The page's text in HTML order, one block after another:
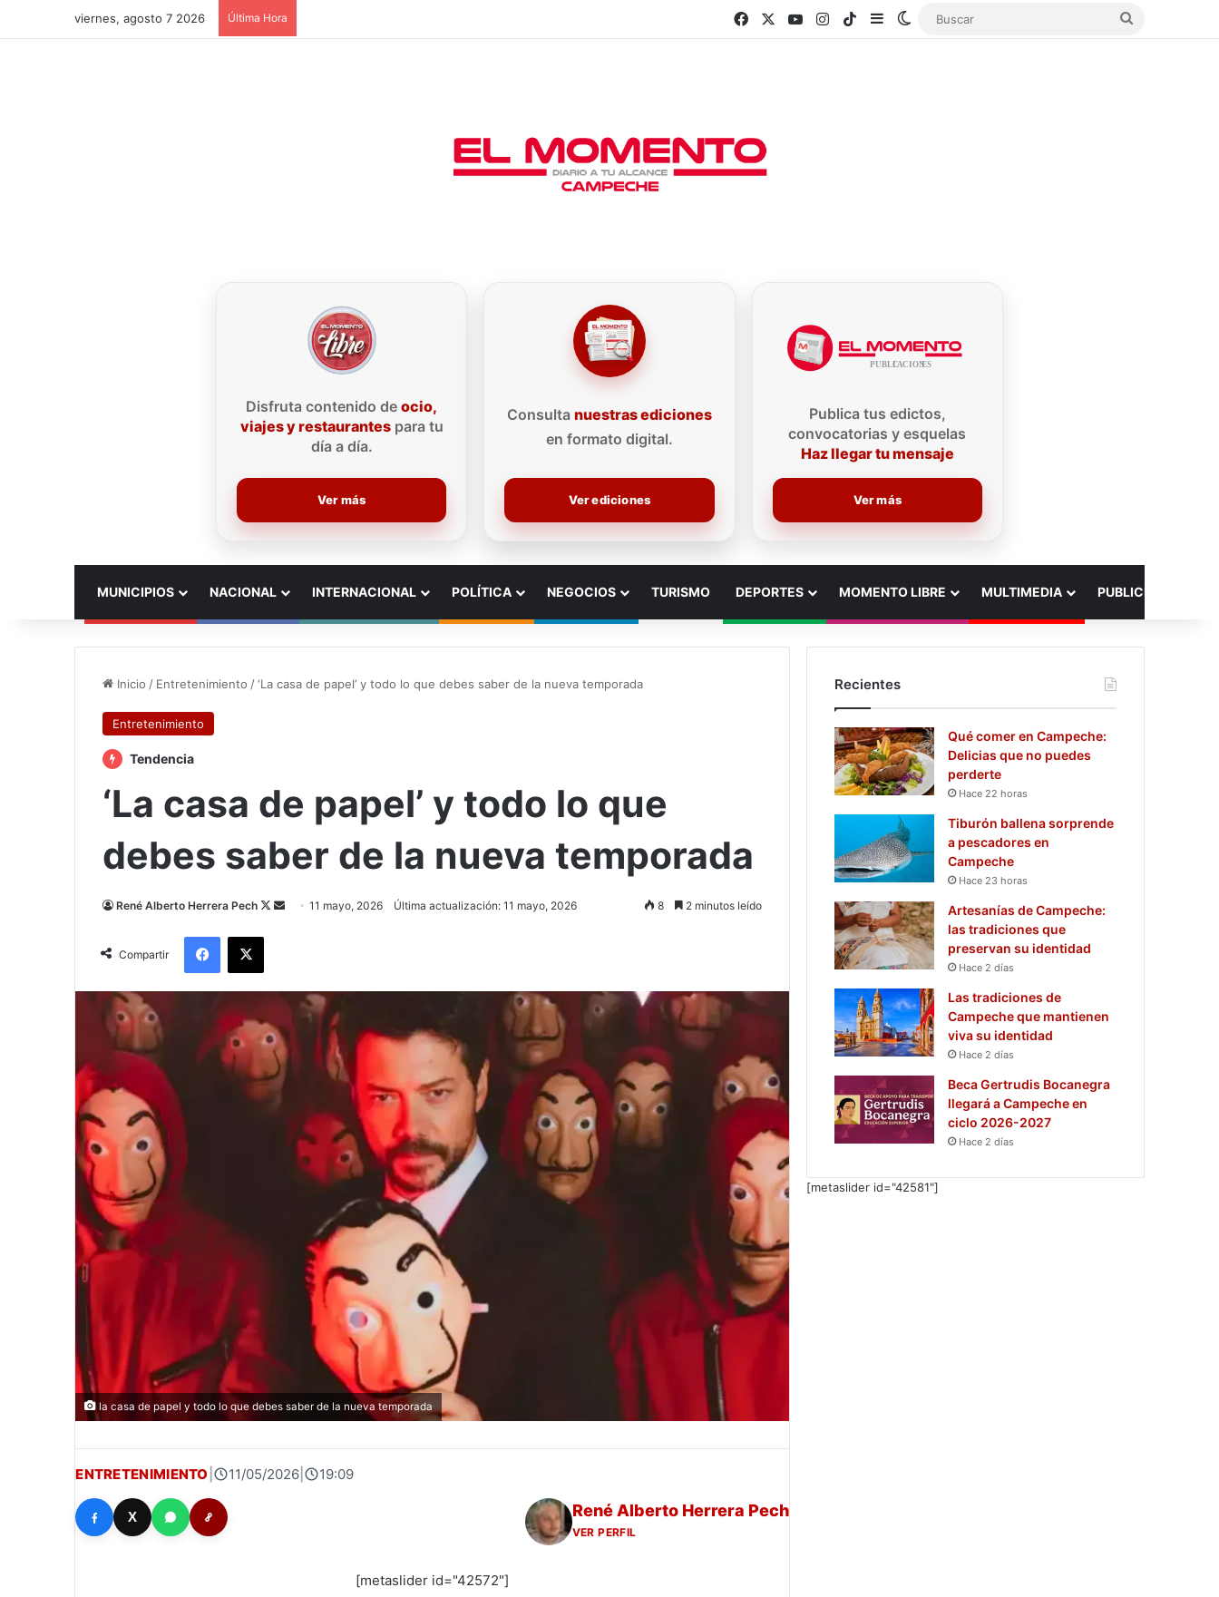
viernes, agosto 7 2026 Última Hora FacebookYouTubeInstagram
TikTokSidebarSwitch skin Buscar
Disfruta contenido deocio,
viajes y restaurantespara tu
día a día.
Ver más
Consulta nuestras ediciones
en formato digital.
Ver ediciones
Publica tus edictos,
convocatorias y esquelas
Haz llegar tu mensaje
Ver más
MUNICIPIOS NACIONAL INTERNACIONAL POLÍTICA NEGOCIOS TURISMO DEPORTES MOMENTO LIBRE MULTIMEDIA PUBLICIDAD
Inicio / Entretenimiento / ‘La casa de papel’ y todo lo que debes saber de la nueva temporada
Entretenimiento
Tendencia
‘La casa de papel’ y todo lo que
debes saber de la nueva temporada
René Alberto Herrera Pech
Follow
Send11 mayo, 2026 Última actualización: 11 mayo, 2026 8 2 minutos leído
Compartir
Facebook
X
la casa de papel y todo lo que debes saber de la nueva temporada
ENTRETENIMIENTO 11/05/2026| 19:09
X René Alberto Herrera Pech
VER PERFIL
[metaslider id="42572"]
Recientes
Qué comer en Campeche:
Delicias que no puedes
perderte
Hace 22 horas
Tiburón ballena sorprende
a pescadores en
Campeche
Hace 23 horas
Artesanías de Campeche:
las tradiciones que
preservan su identidad
Hace 2 días
Las tradiciones de
Campeche que mantienen
viva su identidad
Hace 2 días
Beca Gertrudis Bocanegra
llegará a Campeche en
ciclo 2026-2027
Hace 2 días
[metaslider id="42581"]